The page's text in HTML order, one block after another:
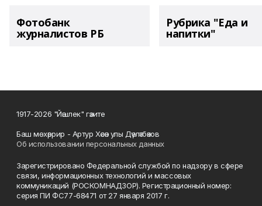
Фотобанк
журналистов РБ
Рубрика "Еда и
напитки"
1917-2026 "Йәшлек" гәзите
Баш мөхәррир - Артур Хәсән улы Дәүләтбәков
Об использовании персональных данных
Зарегистрировано Федеральной службой по надзору в сфере
связи, информационных технологий и массовых
коммуникаций (РОСКОМНАДЗОР). Регистрационный номер:
серия ПИ ФС77-68471 от 27 января 2017 г.